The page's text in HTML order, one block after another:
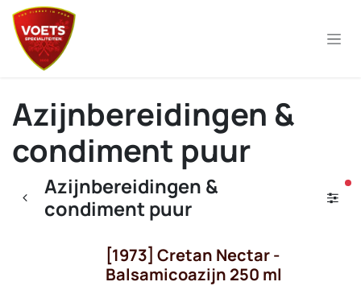
Overslaan naar inhoud
Azijnbereidingen &
condiment puur
Azijnbereidingen &
condiment puur
[1973] Cretan Nectar -
Balsamicoazijn 250 ml